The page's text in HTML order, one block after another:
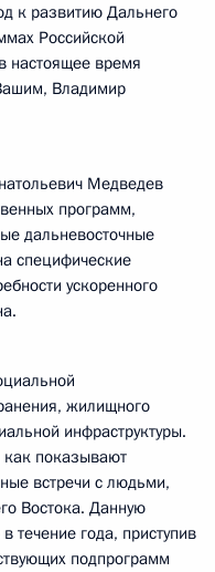
к развитию Дальнего
Российской
настоящее время
Владимир
Медведев
программ,
дальневосточные
специфические
ускоренного
жилищного
инфраструктуры.
как показывают
встречи с людьми,
Востока. Данную
течение года, приступив
подпрограмм